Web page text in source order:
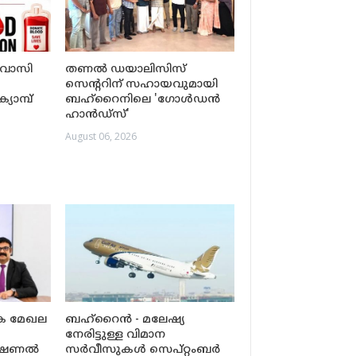
തണൽ ഡയാലിസിസ്
സെന്ററിന് സഹായവുമായി
ബഹ്‌റൈനിലെ 'ഗോൾഡൻ
ഹാൻഡ്‌സ്'
August 06, 2026
മേഖല
ബഹ്‌റൈൻ - മലേഷ്യ
നേരിട്ടുള്ള വിമാന
സർവീസുകൾ സെപ്റ്റംബർ